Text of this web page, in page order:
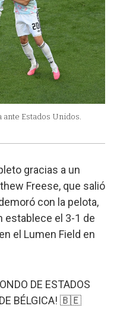
ante Estados Unidos.
gracias a un
Freese, que salió
con la pelota,
establece el 3-1 de
el Lumen Field en
DE ESTADOS
DE BÉLGICA! 🇧🇪